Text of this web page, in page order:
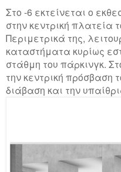
Στο -6 εκτείνεται ο
στην κεντρική πλατεία
Περιμετρικά της,
καταστήματα κυρίως
στάθμη του πάρκινγκ.
την κεντρική πρόσβαση
διάβαση και την